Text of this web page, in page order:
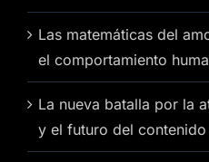
Las matemáticas del
el comportamiento
La nueva batalla por la
y el futuro del